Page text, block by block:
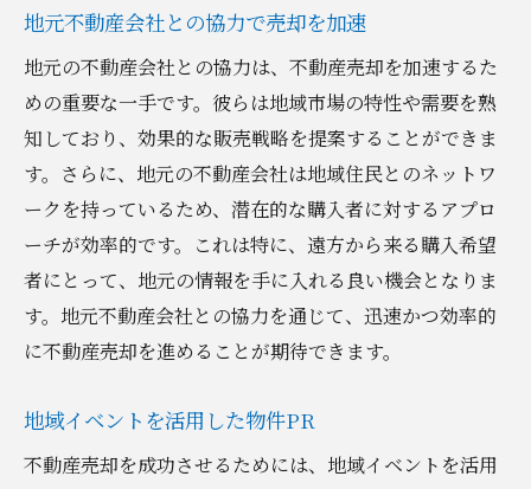
地元不動産会社との協力で売却を加速
地元の不動産会社との協力は、不動産売却を加速するた
めの重要な一手です。彼らは地域市場の特性や需要を熟
知しており、効果的な販売戦略を提案することができま
す。さらに、地元の不動産会社は地域住民とのネットワ
ークを持っているため、潜在的な購入者に対するアプロ
ーチが効率的です。これは特に、遠方から来る購入希望
者にとって、地元の情報を手に入れる良い機会となりま
す。地元不動産会社との協力を通じて、迅速かつ効率的
に不動産売却を進めることが期待できます。
地域イベントを活用した物件PR
不動産売却を成功させるためには、地域イベントを活用